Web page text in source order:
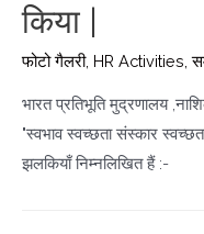
किया |
फोटो गैलरी, HR Activities ,
भारत प्रतिभूति मुद्रणालय
"स्वभाव स्वच्छता संस्कार
झलकियाँ निम्नलिखित हैं :-